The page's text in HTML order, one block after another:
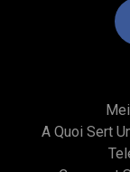
A Quoi Sert